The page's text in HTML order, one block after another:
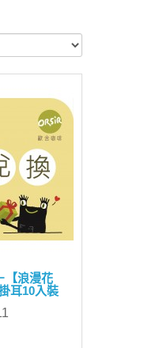
【浪漫花
耳10入裝